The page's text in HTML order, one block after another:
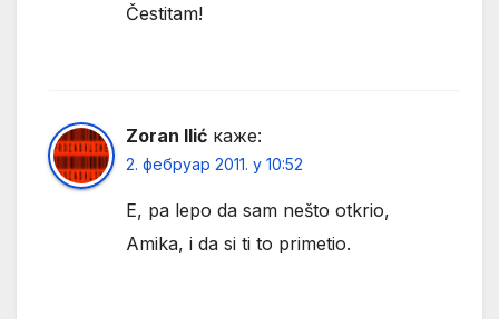
Čestitam!
Zoran Ilić каже:
2. фебруар 2011. у 10:52
E, pa lepo da sam nešto otkrio,
Amika, i da si ti to primetio.